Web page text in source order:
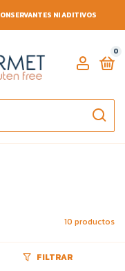
NI ADITIVOS
0
10 productos
FILTRAR